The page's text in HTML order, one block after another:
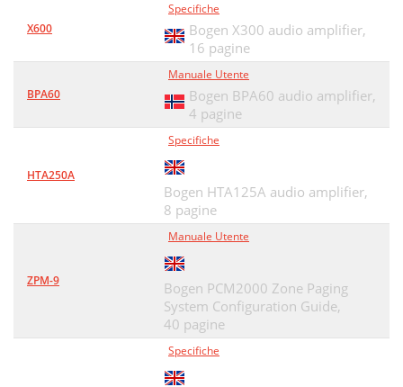
X600
Specifiche
Bogen X300 audio amplifier,
16 pagine
BPA60
Manuale Utente
Bogen BPA60 audio amplifier,
4 pagine
HTA250A
Specifiche
Bogen HTA125A audio amplifier,
8 pagine
ZPM-9
Manuale Utente
Bogen PCM2000 Zone Paging
System Configuration Guide,
40 pagine
Specifiche